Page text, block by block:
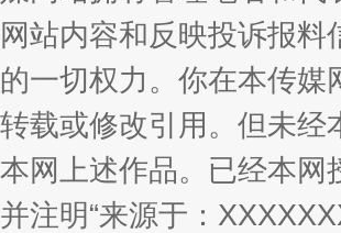
站内容和反映投诉报
一切权力。你在本传
载或修改引用。但未
网上述作品。已经本
注明“来源于：